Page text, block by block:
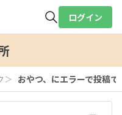
検索
ログイン
＞ おやつ、にエラーで投稿